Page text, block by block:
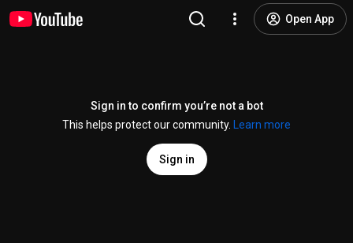
Open App
Sign in to confirm you’re not a bot
This helps protect our community.
Learn more
Sign in